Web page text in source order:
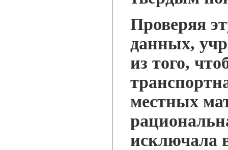
Проверяя
данных,
из того,
местных
исключала